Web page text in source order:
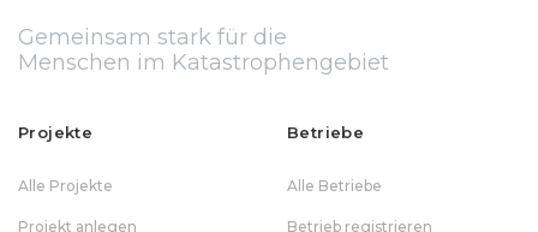
Gemeinsam stark für die
Menschen im Katastrophengebiet
Projekte
Alle Projekte
Projekt anlegen
Betriebe
Alle Betriebe
Betrieb registrieren